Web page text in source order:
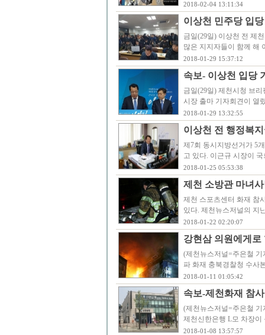
2018-02-04 13:11:34
이상천 민주당 입
금일(29일) 이상천 전 제
많은 지지자들이 함께 해
2018-01-29 15:37:12
속보- 이상천 입당
금일(29일) 제천시청 브
시장 출마 기자회견이 열
2018-01-29 13:32:55
이상천 전 행정복
제7회 동시지방선거가 5
고 있다. 이근규 시장이
2018-01-25 05:53:38
제천 소방관 마녀
제천 스포츠센터 화재 참
있다. 제천뉴스저널의 지
2018-01-22 02:20:07
강현삼 의원에게
(제천뉴스저널=주은철
파 화재 충북경찰청 수사
2018-01-11 01:05:42
속보-제천화재 참
(제천뉴스저널=주은철
제천신한은행 L모 차장
2018-01-08 13:57:57